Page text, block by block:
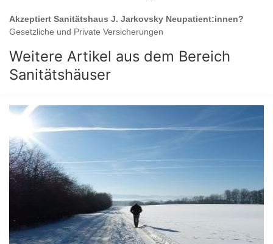
Akzeptiert Sanitätshaus J. Jarkovsky Neupatient:innen?
Gesetzliche und Private Versicherungen
Weitere Artikel aus dem Bereich
Sanitätshäuser